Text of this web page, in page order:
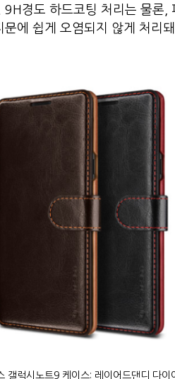
경도 하드코팅 처리는 물론,
에 쉽게 오염되지 않게 처리
갤럭시노트9 케이스: 레이어드댄디 다이